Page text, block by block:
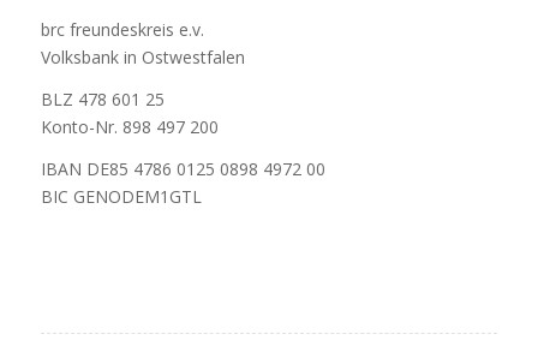
brc freundeskreis e.v.
Volksbank in Ostwestfalen
BLZ 478 601 25
Konto-Nr. 898 497 200
IBAN DE85 4786 0125 0898 4972 00
BIC GENODEM1GTL